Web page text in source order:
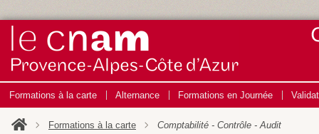
Formations à la carte Alternance Formations en Journée
Formations à la carte Comptabilité - Contrôle - Audit